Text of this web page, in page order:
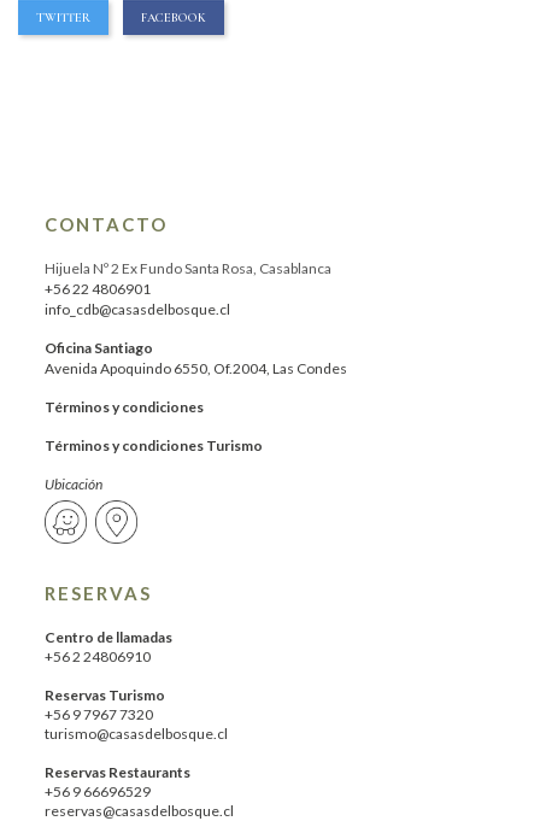
TWITTER FACEBOOK
CONTACTO
Hijuela Nº 2 Ex Fundo Santa Rosa, Casablanca
+56 22 4806901
info_cdb@casasdelbosque.cl
Oficina Santiago
Avenida Apoquindo 6550, Of.2004, Las Condes
Términos y condiciones
Términos y condiciones Turismo
Ubicación
RESERVAS
Centro de llamadas
+56 2 24806910
Reservas Turismo
+56 9 7967 7320
turismo@casasdelbosque.cl
Reservas Restaurants
+56 9 66696529
reservas@casasdelbosque.cl